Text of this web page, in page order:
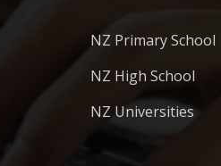
NZ Primary School
NZ High School
NZ Universities